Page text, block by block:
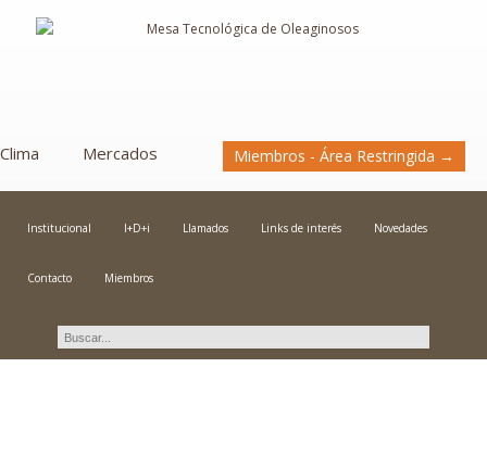
Clima Mercados Miembros - Área Restringida →
Institucional I+D+i Llamados Links de interés Novedades
Contacto Miembros